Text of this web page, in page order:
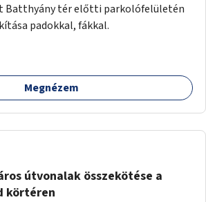
Batthyány tér előtti parkolófelületén
padokkal, fákkal.
Megnézem
útvonalak összekötése a
körtéren